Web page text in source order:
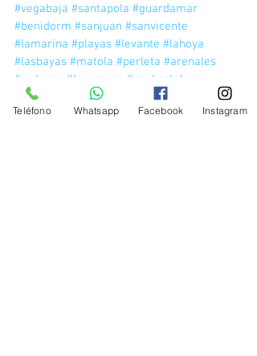
#vegabaja #santapola #guardamar
#benidorm #sanjuan #sanvicente
#lamarina #playas #levante #lahoya
#lasbayas #matola #perleta #arenales
#redovan #laromana #sanbartolome
#valverde
#cox #albatera
#almoradi
#catral
#torrellano #crevillente #dolores
Teléfono Whatsapp Facebook Instagram